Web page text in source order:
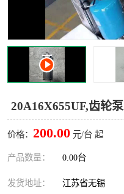
20A16X655UF,齿轮泵
价格： 200.00 元/台 起
产品数量： 0.00台
发货地址： 江苏省无锡